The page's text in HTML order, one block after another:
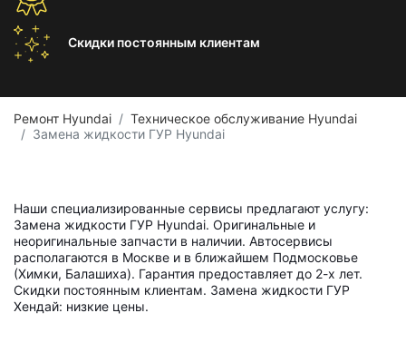
Скидки постоянным клиентам
Ремонт Hyundai
Техническое обслуживание Hyundai
Замена жидкости ГУР Hyundai
Наши специализированные сервисы предлагают услугу:
Замена жидкости ГУР Hyundai. Оригинальные и
неоригинальные запчасти в наличии. Автосервисы
располагаются в Москве и в ближайшем Подмосковье
(Химки, Балашиха). Гарантия предоставляет до 2-х лет.
Скидки постоянным клиентам. Замена жидкости ГУР
Хендай: низкие цены.